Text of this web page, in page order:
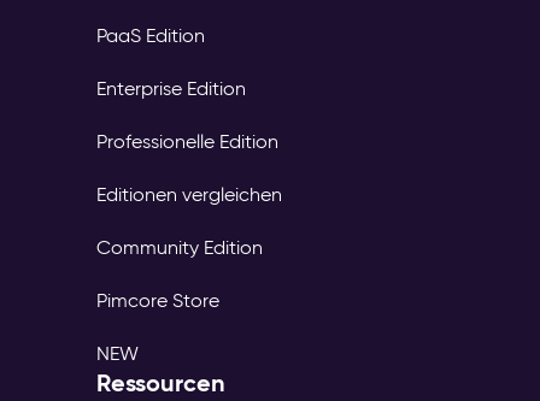
PaaS Edition
Enterprise Edition
Professionelle Edition
Editionen vergleichen
Community Edition
Pimcore Store
NEW
Ressourcen